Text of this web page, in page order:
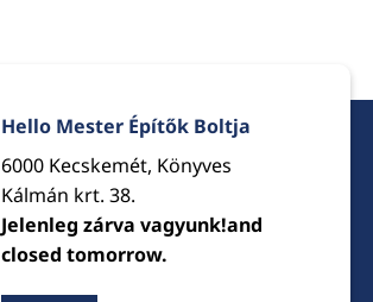
Hello Mester Építők Boltja
6000 Kecskemét, Könyves
Kálmán krt. 38.
Jelenleg zárva vagyunk!and
closed tomorrow.